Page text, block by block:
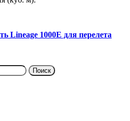
Lineage 1000E для перелета